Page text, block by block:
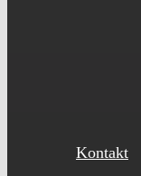
Kontakt